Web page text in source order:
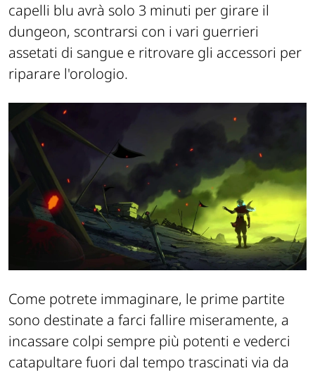
capelli blu avrà solo 3 minuti per girare il
dungeon, scontrarsi con i vari guerrieri
assetati di sangue e ritrovare gli accessori per
riparare l'orologio.
Come potrete immaginare, le prime partite
sono destinate a farci fallire miseramente, a
incassare colpi sempre più potenti e vederci
catapultare fuori dal tempo trascinati via da